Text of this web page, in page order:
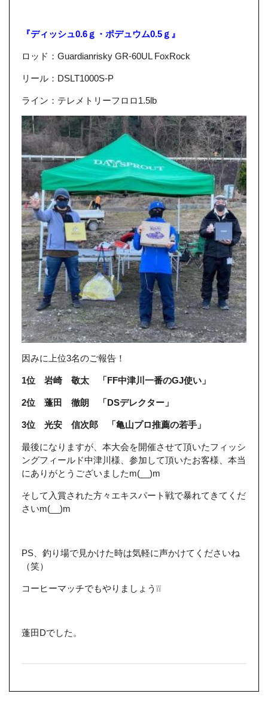
『ディッシュ0.6ｇ・ポデュウム0.5ｇ』
ロッド：Guardianrisky GR-60UL FoxRock
リール：DSLT1000S-P
ライン：テレメトリーフロロ1.5lb
因みに上位3名のご報告！
1位 岩崎 敬太 「FF中津川一番のGJ使い」
2位 蓬田 徹朗 「DSデレクター」
3位 光安 信次郎 「亀山プロ推薦の若手」
最後になりますが、本大会を開催させて頂いたフィッシ
ングフィールド中津川様、参加して頂いたお客様、本当
にありがとうございましたm(__)m
そして入賞された方々エキスパート戦で暴れてきてくだ
さいm(__)m
PS、釣り場で見かけた時は気軽に声かけてくださいね
（笑）
コーヒーマッチでもやりましょう❕❕
蓬田Dでした。